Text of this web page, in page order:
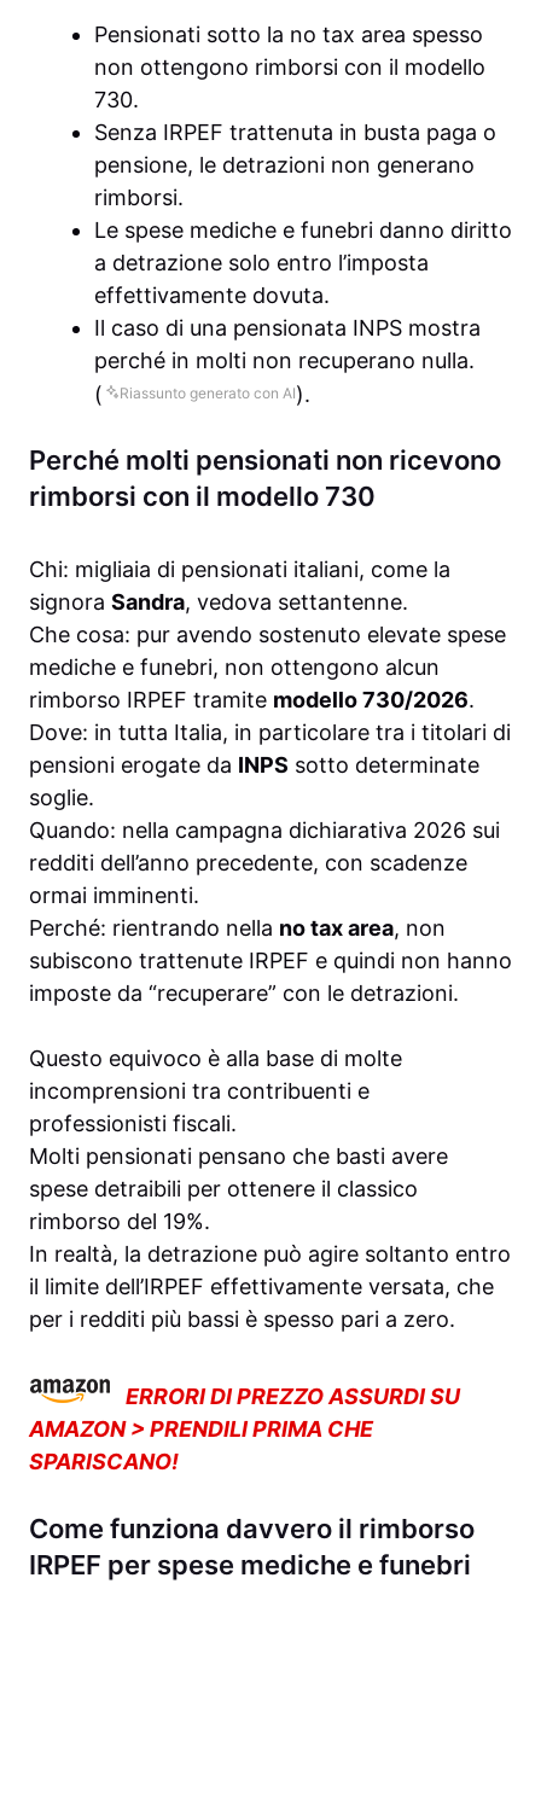
Pensionati sotto la no tax area spesso
non ottengono rimborsi con il modello
730.
Senza IRPEF trattenuta in busta paga o
pensione, le detrazioni non generano
rimborsi.
Le spese mediche e funebri danno diritto
a detrazione solo entro l’imposta
effettivamente dovuta.
Il caso di una pensionata INPS mostra
perché in molti non recuperano nulla.
(
Riassunto generato con AI).
Perché molti pensionati non ricevono
rimborsi con il modello 730
Chi: migliaia di pensionati italiani, come la
signora Sandra, vedova settantenne.
Che cosa: pur avendo sostenuto elevate spese
mediche e funebri, non ottengono alcun
rimborso IRPEF tramite modello 730/2026.
Dove: in tutta Italia, in particolare tra i titolari di
pensioni erogate da INPS sotto determinate
soglie.
Quando: nella campagna dichiarativa 2026 sui
redditi dell’anno precedente, con scadenze
ormai imminenti.
Perché: rientrando nella no tax area, non
subiscono trattenute IRPEF e quindi non hanno
imposte da “recuperare” con le detrazioni.
Questo equivoco è alla base di molte
incomprensioni tra contribuenti e
professionisti fiscali.
Molti pensionati pensano che basti avere
spese detraibili per ottenere il classico
rimborso del 19%.
In realtà, la detrazione può agire soltanto entro
il limite dell’IRPEF effettivamente versata, che
per i redditi più bassi è spesso pari a zero.
ERRORI DI PREZZO ASSURDI SU
AMAZON > PRENDILI PRIMA CHE
SPARISCANO!
Come funziona davvero il rimborso
IRPEF per spese mediche e funebri